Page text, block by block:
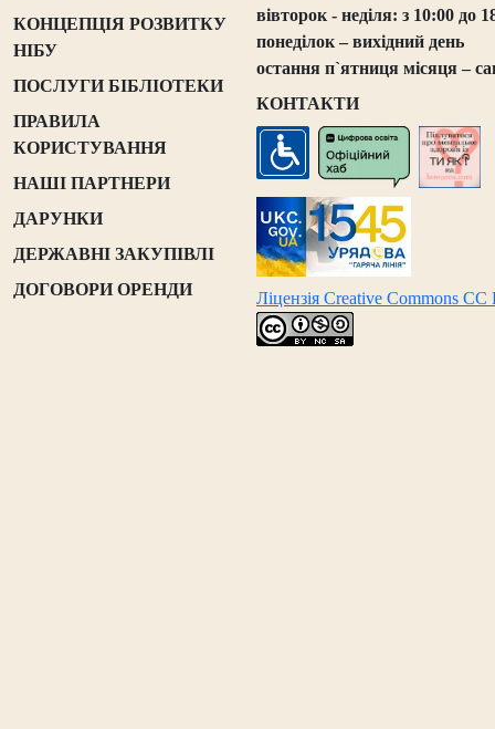
КОНЦЕПЦІЯ РОЗВИТКУ
НІБУ
ПОСЛУГИ БІБЛІОТЕКИ
ПРАВИЛА
КОРИСТУВАННЯ
НАШІ ПАРТНЕРИ
ДАРУНКИ
ДЕРЖАВНІ ЗАКУПІВЛІ
ДОГОВОРИ ОРЕНДИ
вівторок - неділя: з 10:00 до
понеділок – вихідний день
остання п`ятниця місяця –
КОНТАКТИ
Ліцензія Creative Commons